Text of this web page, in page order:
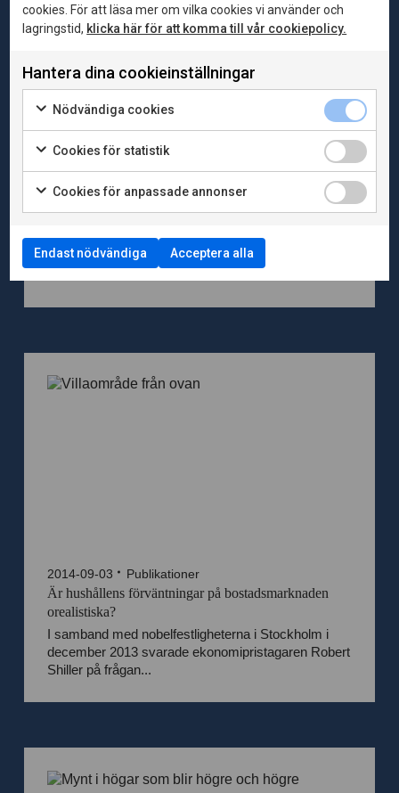
Utan fungerande finansiering stannar
bostadsbyggandet
Den bostadspolitiska debatten präglas i dag av två
huvudsakliga problem. Det första problemet handlar
2014-09-03 Publikationer
Är hushållens förväntningar på bostadsmarknaden
orealistiska?
I samband med nobelfestligheterna i Stockholm i
december 2013 svarade ekonomipristagaren Robert
Shiller på frågan...
cookies. För att läsa mer om vilka cookies vi använder och
lagringstid, klicka här för att komma till vår cookiepolicy.
Hantera dina cookieinställningar
Nödvändiga cookies
Cookies för statistik
Cookies för anpassade annonser
Endast nödvändiga Acceptera alla